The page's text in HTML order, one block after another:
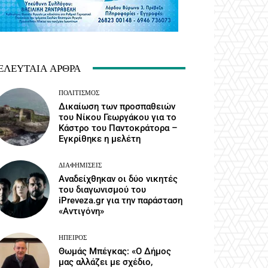
ΆΡΘΡΑ
ΠΟΛΙΤΙΣΜΌΣ
Δικαίωση των προσπαθειών
του Νίκου Γεωργάκου για το
Κάστρο του Παντοκράτορα –
Εγκρίθηκε η μελέτη
ΔΙΑΦΗΜΊΣΕΙΣ
Αναδείχθηκαν οι δύο νικητές
του διαγωνισμού του
iPreveza.gr για την παράσταση
«Αντιγόνη»
ΉΠΕΙΡΟΣ
Θωμάς Μπέγκας: «Ο Δήμος
μας αλλάζει με σχέδιο,